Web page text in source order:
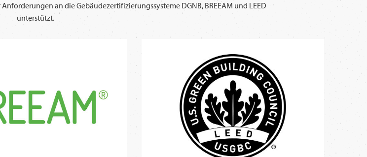
an die Gebäudezertifizierungssysteme DGNB, BREEAM und LEED
unterstützt.